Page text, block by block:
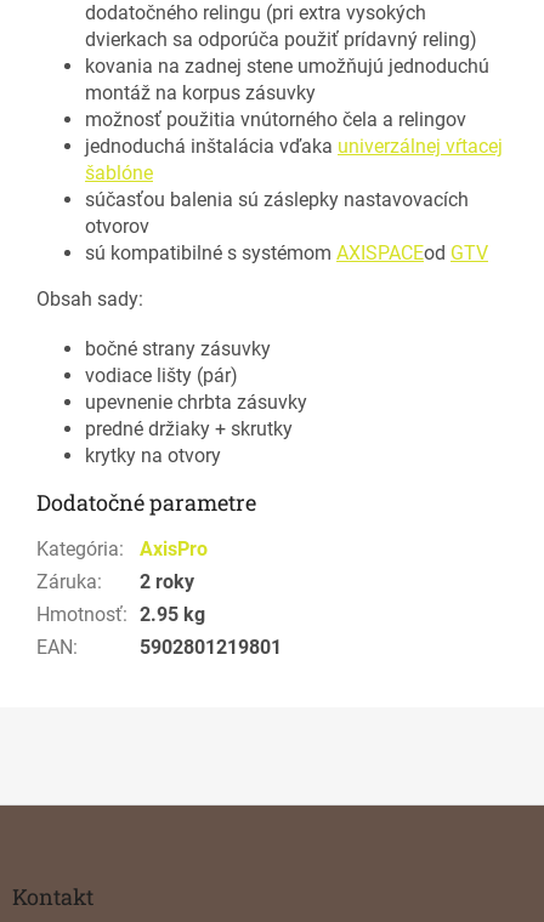
dodatočného relingu (pri extra vysokých
dvierkach sa odporúča použiť prídavný reling)
kovania na zadnej stene umožňujú jednoduchú
montáž na korpus zásuvky
možnosť použitia vnútorného čela a relingov
jednoduchá inštalácia vďaka univerzálnej vŕtacej
šablóne
súčasťou balenia sú záslepky nastavovacích
otvorov
sú kompatibilné s systémom AXISPACEod GTV
Obsah sady:
bočné strany zásuvky
vodiace lišty (pár)
upevnenie chrbta zásuvky
predné držiaky + skrutky
krytky na otvory
Dodatočné parametre
Kategória:
AxisPro
Záruka:
2 roky
Hmotnosť: 2.95 kg
EAN: 5902801219801
Kontakt